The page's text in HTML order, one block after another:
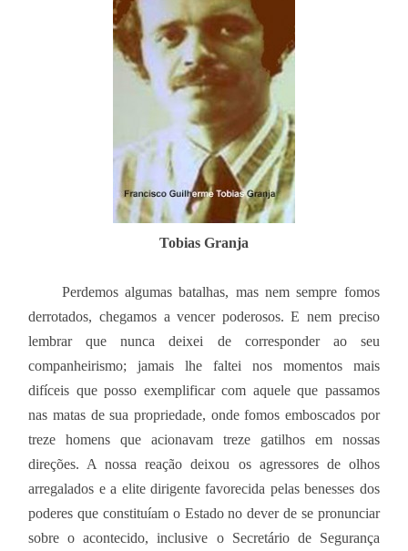
Tobias Granja
Perdemos algumas batalhas, mas nem sempre fomos
derrotados, chegamos a vencer poderosos. E nem preciso
lembrar que nunca deixei de corresponder ao seu
companheirismo; jamais lhe faltei nos momentos mais
difíceis que posso exemplificar com aquele que passamos
nas matas de sua propriedade, onde fomos emboscados por
treze homens que acionavam treze gatilhos em nossas
direções. A nossa reação deixou os agressores de olhos
arregalados e a elite dirigente favorecida pelas benesses dos
poderes que constituíam o Estado no dever de se pronunciar
sobre o acontecido, inclusive o Secretário de Segurança